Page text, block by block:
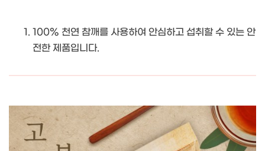
100% 천연 참깨를 사용하여 안심하고 섭취할 수 있는 안
전한 제품입니다.